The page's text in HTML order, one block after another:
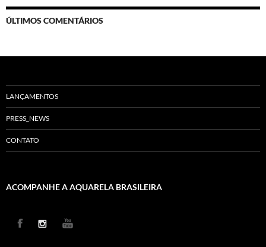
ÚLTIMOS COMENTÁRIOS
LANÇAMENTOS
PRESS_NEWS
CONTATO
ACOMPANHE A AQUARELA BRASILEIRA